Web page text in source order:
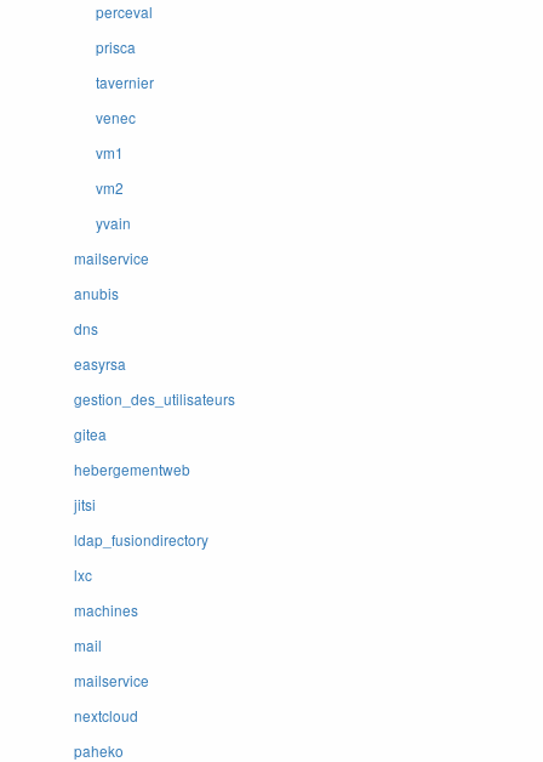
perceval
prisca
tavernier
venec
vm1
vm2
yvain
mailservice
anubis
dns
easyrsa
gestion_des_utilisateurs
gitea
hebergementweb
jitsi
ldap_fusiondirectory
lxc
machines
mail
mailservice
nextcloud
paheko